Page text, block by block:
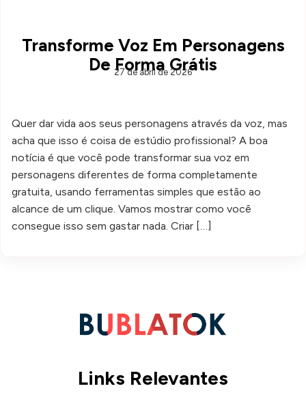
Transforme Voz Em Personagens
De Forma Grátis
27 de abril de 2026
Quer dar vida aos seus personagens através da voz, mas
acha que isso é coisa de estúdio profissional? A boa
notícia é que você pode transformar sua voz em
personagens diferentes de forma completamente
gratuita, usando ferramentas simples que estão ao
alcance de um clique. Vamos mostrar como você
consegue isso sem gastar nada. Criar […]
Links Relevantes